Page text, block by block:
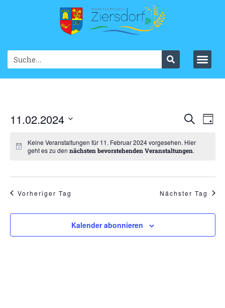
UND
SucheTag
11.02.2024
wählen.Keine Veranstaltungen für 11. Februar 2024 vorgesehen. Hier
geht es zu dennächsten bevorstehenden Veranstaltungen.
Vorheriger Tag Nächster Tag
Kalender abonnieren